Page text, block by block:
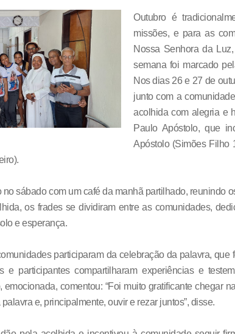
Outubro é
missões, e para as
Nossa Senhora da
semana foi marcado
Nos dias 26 e 27 de
junto com a
acolhida com alegria e
Paulo Apóstolo, que
Apóstolo (Simões Filho
sábado com um café da manhã partilhado, reunindo
os frades se dividiram entre as comunidades,
e esperança.
participaram da celebração da palavra,
e participantes compartilharam experiências e
comentou: “Foi muito gratificante chegar
e, principalmente, ouvir e rezar juntos”, disse.